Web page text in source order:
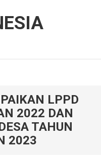
LPPD
2022 DAN
TAHUN
2023